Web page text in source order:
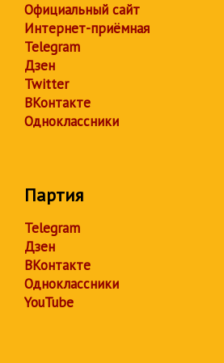
Официальный сайт
Интернет-приёмная
Telegram
Дзен
Twitter
ВКонтакте
Одноклассники
Партия
Telegram
Дзен
ВКонтакте
Одноклассники
YouTube